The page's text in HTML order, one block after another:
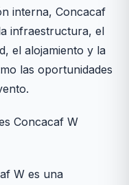
interna, Concacaf
infraestructura, el
el alojamiento y la
las oportunidades
Concacaf W
W es una